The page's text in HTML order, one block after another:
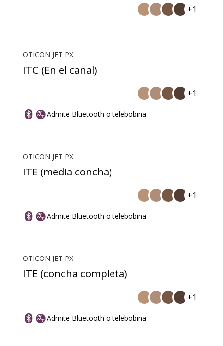
+1
OTICON JET PX
ITC (En el canal)
+1
Admite Bluetooth o telebobina
OTICON JET PX
ITE (media concha)
+1
Admite Bluetooth o telebobina
OTICON JET PX
ITE (concha completa)
+1
Admite Bluetooth o telebobina